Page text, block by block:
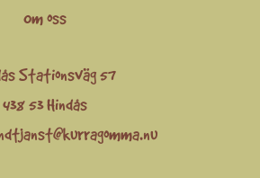
Om oss
Stationsväg 57
438 53 Hindås